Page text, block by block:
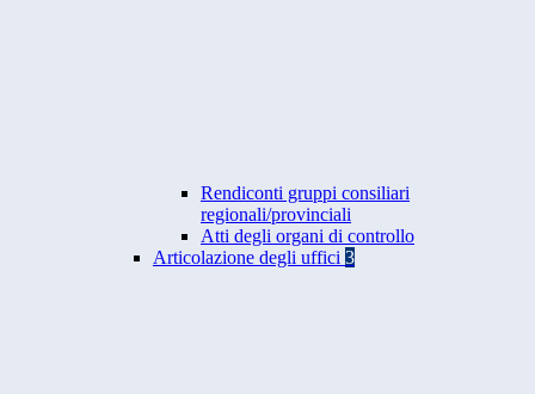
Rendiconti gruppi consiliari
regionali/provinciali
Atti degli organi di controllo
Articolazione degli uffici 3